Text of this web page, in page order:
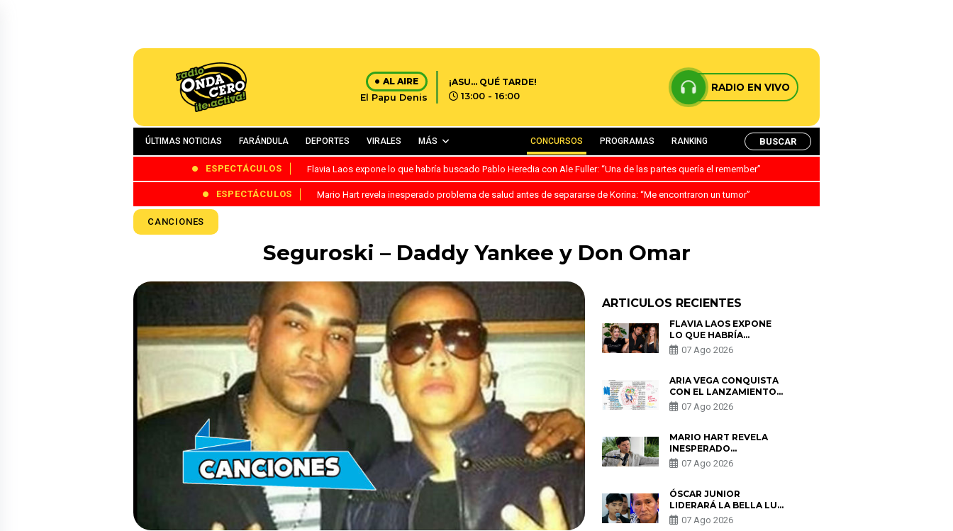
AL AIRE
El Papu Denis
¡ASU… QUÉ TARDE!
13:00 - 16:00
RADIO EN VIVO
ÚLTIMAS NOTICIAS FARÁNDULA DEPORTES VIRALES MÁS CONCURSOS PROGRAMAS RANKING BUSCAR
ESPECTÁCULOS Flavia Laos expone lo que habría buscado Pablo Heredia con Ale Fuller: “Una de las partes quería el remember”
ESPECTÁCULOS Mario Hart revela inesperado problema de salud antes de separarse de Korina: “Me encontraron un tumor”
CANCIONES
Seguroski – Daddy Yankee y Don Omar
ARTICULOS RECIENTES
FLAVIA LAOS EXPONE
LO QUE HABRÍA
BUSCADO PABLO
HEREDIA CON ALE
PARTES QUERÍA EL
REMEMBER”
07 Ago 2026
ARIA VEGA CONQUISTA
CON EL LANZAMIENTO
DE “TOTOTO (+4)”
07 Ago 2026
MARIO HART REVELA
INESPERADO
PROBLEMA DE SALUD
ANTES DE SEPARARSE
ENCONTRARON UN
TUMOR”
07 Ago 2026
ÓSCAR JUNIOR
LIDERARÁ LA BELLA LUZ
TRAS SALIDA DE SU
PADRE POR POLÉMICA
07 Ago 2026